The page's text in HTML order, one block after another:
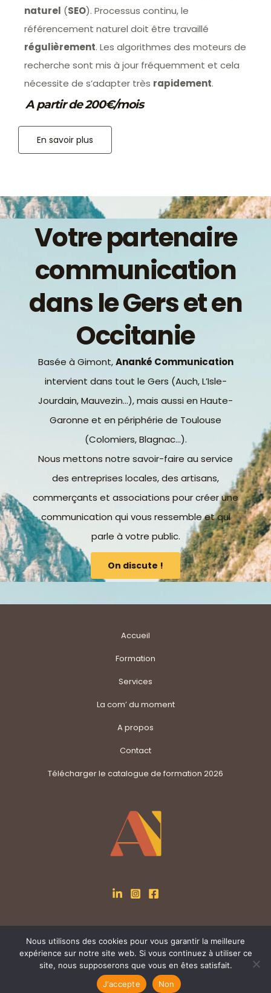
naturel (SEO). Processus continu, le
référencement naturel doit être travaillé
régulièrement. Les algorithmes des moteurs de
recherche sont mis à jour fréquemment et cela
nécessite de s’adapter très rapidement.
A partir de 200€/mois
En savoir plus
Votre partenaire
communication
dans le Gers et en
Occitanie
Basée à Gimont,Ananké Communication
intervient dans tout le Gers (Auch, L’Isle-
Jourdain, Mauvezin…), mais aussi en Haute-
Garonne et en périphérie de Toulouse
(Colomiers, Blagnac…).
Nous mettons notre savoir-faire au service
des entreprises locales, des artisans,
commerçants et associations pour créer une
communication qui vous ressemble et qui
parle à votre public.
On discute !
Accueil
Formation
Services
La com’ du moment
A propos
Contact
Télécharger le catalogue de formation 2026
Tous droits réservés Ananké © 2026
Nous utilisons des cookies pour vous garantir la meilleure
expérience sur notre site web. Si vous continuez à utiliser ce
site, nous supposerons que vous en êtes satisfait.
J'accepte
Non